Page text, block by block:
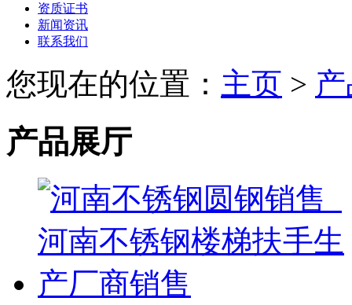
资质证书
新闻资讯
联系我们
您现在的位置： 主页 >
产品展厅